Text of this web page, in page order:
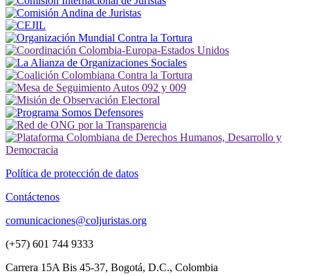
Política de protección de datos
Contáctenos
comunicaciones@coljuristas.org
(+57) 601 744 9333
Carrera 15A Bis 45-37, Bogotá, D.C., Colombia